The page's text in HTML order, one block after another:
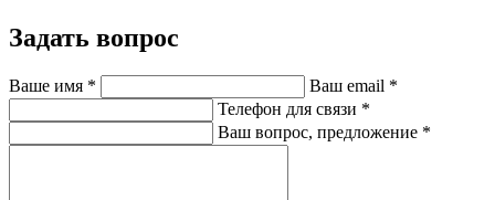
Задать вопрос
Ваше имя * Ваш email *
Телефон для связи *
Ваш вопрос, предложение *